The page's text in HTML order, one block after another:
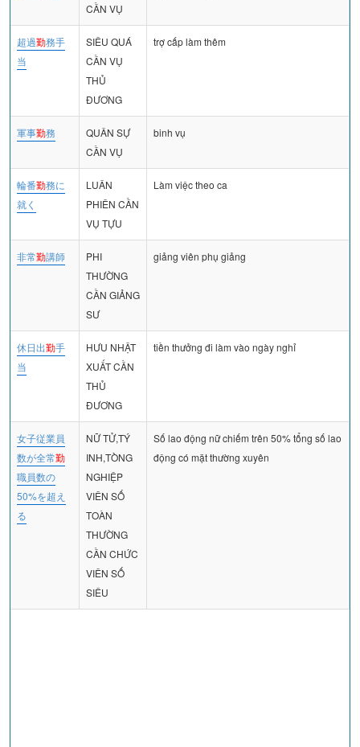
CẦN VỤ
超過勤務手
当
SIÊU QUÁ
CẦN VỤ
THỦ
ĐƯƠNG
trợ cấp làm thêm
軍事勤務
QUÂN SỰ
CẦN VỤ
binh vụ
輪番勤務に
就く
LUÂN
PHIÊN CẦN
VỤ TỰU
Làm việc theo ca
非常勤講師
PHI
THƯỜNG
CẦN GIẢNG
SƯ
giảng viên phụ giảng
休日出勤手
当
HƯU NHẬT
XUẤT CẦN
THỦ
ĐƯƠNG
tiền thưởng đi làm vào ngày nghỉ
女子従業員
数が全常勤
職員数の
50%を超え
る
NỮ TỬ,TÝ
INH,TÒNG
NGHIỆP
VIÊN SỐ
TOÀN
THƯỜNG
CẦN CHỨC
VIÊN SỐ
SIÊU
Số lao động nữ chiếm trên 50% tổng số lao
động có mặt thường xuyên